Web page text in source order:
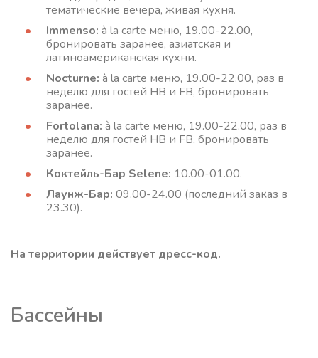
тематические вечера, живая кухня.
Immenso: à la carte меню, 19.00-22.00,
бронировать заранее, азиатская и
латиноамериканская кухни.
Nocturne: à la carte меню, 19.00-22.00, раз в
неделю для гостей HB и FB, бронировать
заранее.
Fortolana: à la carte меню, 19.00-22.00, раз в
неделю для гостей HB и FB, бронировать
заранее.
Коктейль-Бар Selene: 10.00-01.00.
Лаунж-Бар: 09.00-24.00 (последний заказ в
23.30).
На территории действует дресс-код.
Бассейны